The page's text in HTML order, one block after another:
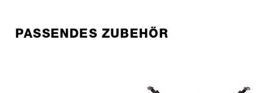
PASSENDES ZUBEHÖR